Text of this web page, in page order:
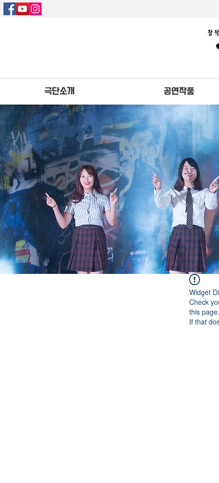
극단소개 공연작품
Widget
Check
this page.
If that